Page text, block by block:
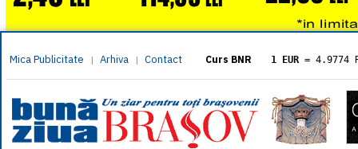
Mica Publicitate | Arhiva | Contact Curs BNR 1 EUR = 4.9774
= 5.8304
1 XAU= 464.4611
1 AED= 1.1933
1 AUD= 2.7957
1 BGN= 2.5449